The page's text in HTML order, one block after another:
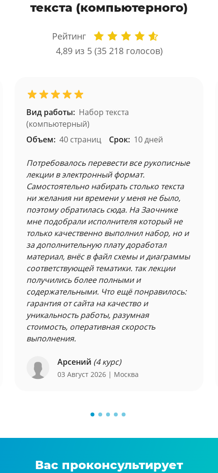
текста (компьютерного)
Рейтинг
4,89 из 5 (35 218голосов)
Вид работы: Набор текста
(компьютерный)
Объем: 40 страниц Срок: 10 дней
Потребовалось перевести все рукописные
лекции в электронный формат.
Самостоятельно набирать столько текста
ни желания ни времени у меня не было,
поэтому обратилась сюда. На Заочнике
мне подобрали исполнителя который не
только качественно выполнил набор, но и
за дополнительную плату доработал
материал, внёс в файл схемы и диаграммы
соответствующей тематики. так лекции
получились более полными и
содержательными. Что ещё понравилось:
гарантия от сайта на качество и
уникальность работы, разумная
стоимость, оперативная скорость
выполнения.
Арсений (4 курс)
03 Август 2026 | Москва
Вас проконсультирует